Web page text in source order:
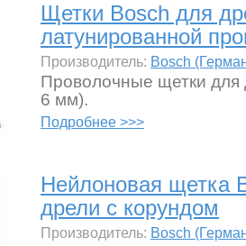
Щетки Bosch для
латунированной
Производитель: Bosch
Проволочные щетки для
6 мм).
Подробнее >>>
Нейлоновая щетка
дрели с корундом
Производитель: Bosch